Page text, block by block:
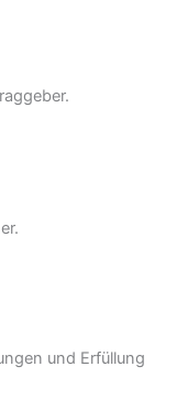
und Erfüllung